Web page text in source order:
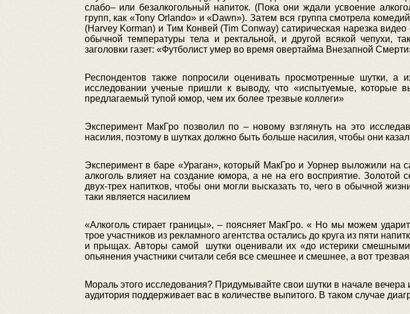
слабо– или безалкогольный напиток. (Пока они ждали усвоение
групп, как «Tony Orlando» и «Dawn»). Затем вся группа смотрела
(Harvey Korman) и Тим Конвей (Tim Conway) сатирическая нарезка
обычной температуры тела и ректальной, и другой всякой чепухи,
заголовки газет: «Футболист умер во время овертайма Внезапной
Респондентов также попросили оценивать просмотренные шутки,
исследовании ученые пришли к выводу, что «испытуемые, которые
предлагаемый тупой юмор, чем их более трезвые коллеги»
Эксперимент МакГро позволил по – новому взглянуть на это
насилия, поэтому в шутках должно быть больше насилия, чтобы они
Эксперимент в баре «Ураган», который МакГро и Уорнер выложили на
алкоголь влияет на создание юмора, а не на его восприятие. Золотой
двух-трех напитков, чтобы они могли высказать то, чего в обычной
таки является насилием
«Алкоголь стирает границы», – поясняет МакГро. « Но мы можем
трое участников из рекламного агентства остались до круга из пяти
и прыщах. Авторы самой шутки оценивали их «до истерики
опьянения участники считали себя все смешнее и смешнее, а вот
Мораль этого исследования? Придумывайте свои шутки в начале
аудитория поддерживает вас в количестве выпитого. В таком случае